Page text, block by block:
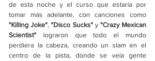
de esta noche y el curso que estaría por
"Killing Joke", "Disco Sucks" y "Crazy Mexican
Scientist" lograron que todo el mundo
perdiera la cabeza, creando un slam en el
centro de la pista, donde se veía gente